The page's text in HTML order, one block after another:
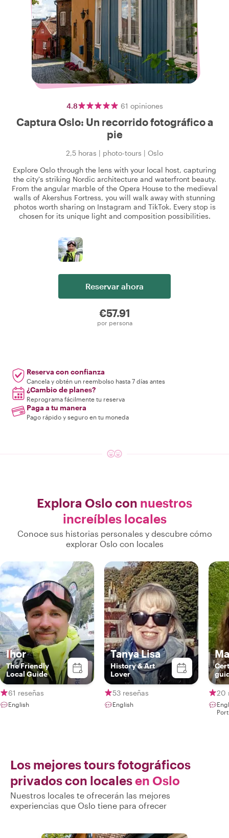
4.8 61 opiniones
Captura Oslo: Un recorrido fotográfico a
pie
2,5 horas | photo-tours | Oslo
Explore Oslo through the lens with your local host, capturing
the city's striking Nordic architecture and waterfront beauty.
From the angular marble of the Opera House to the medieval
walls of Akershus Fortress, you will walk away with stunning
photos worth sharing on Instagram and TikTok. Every stop is
chosen for its unique light and composition possibilities.
Reservar ahora
€57.91
por persona
Reserva con confianza
Cancela y obtén un reembolso hasta 7 días antes
¿Cambio de planes?
Reprograma fácilmente tu reserva
Paga a tu manera
Pago rápido y seguro en tu moneda
Explora Oslo con nuestros
increíbles locales
Conoce sus historias personales y descubre cómo
explorar Oslo con locales
Ihor
The Friendly
Local Guide
61 reseñas
English
Tanya Lisa
History & Art
Lover
53 reseñas
English
20
Los mejores tours fotográficos
privados con localesen Oslo
Nuestros locales te ofrecerán las mejores
experiencias que Oslo tiene para ofrecer